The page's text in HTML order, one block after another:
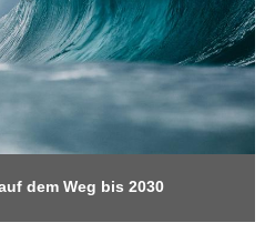
dem Weg bis 2030